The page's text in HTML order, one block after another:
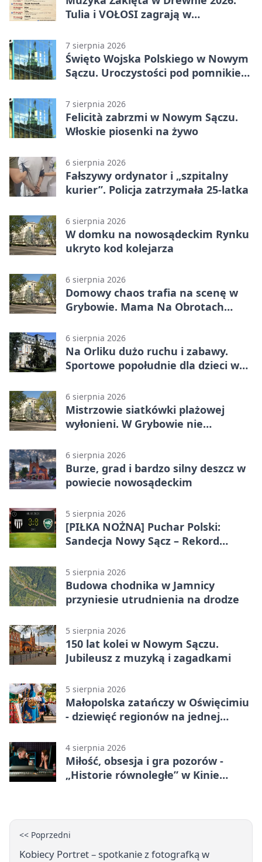
Tulia i VOŁOSI zagrają w
7 sierpnia 2026
Święto Wojska Polskiego w Nowym
Sączu. Uroczystości pod pomnikiem
7 sierpnia 2026
Felicità zabrzmi w Nowym Sączu.
Włoskie piosenki na żywo
6 sierpnia 2026
Fałszywy ordynator i „szpitalny
kurier”. Policja zatrzymała 25-latka
6 sierpnia 2026
W domku na nowosądeckim Rynku
ukryto kod kolejarza
6 sierpnia 2026
Domowy chaos trafia na scenę w
Grybowie. Mama Na Obrotach
6 sierpnia 2026
Na Orliku dużo ruchu i zabawy.
Sportowe popołudnie dla dzieci w
6 sierpnia 2026
Mistrzowie siatkówki plażowej
wyłonieni. W Grybowie nie
6 sierpnia 2026
Burze, grad i bardzo silny deszcz w
powiecie nowosądeckim
5 sierpnia 2026
[PIŁKA NOŻNA] Puchar Polski:
Sandecja Nowy Sącz – Rekord
5 sierpnia 2026
Budowa chodnika w Jamnicy
przyniesie utrudnienia na drodze
5 sierpnia 2026
150 lat kolei w Nowym Sączu.
Jubileusz z muzyką i zagadkami
5 sierpnia 2026
Małopolska zatańczy w Oświęcimiu
- dziewięć regionów na jednej
4 sierpnia 2026
Miłość, obsesja i gra pozorów -
„Historie równoległe” w Kinie
<< Poprzedni
Kobiecy Portret – spotkanie z fotografką w